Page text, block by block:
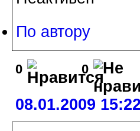
По автору
0 0
08.01.2009 15:22